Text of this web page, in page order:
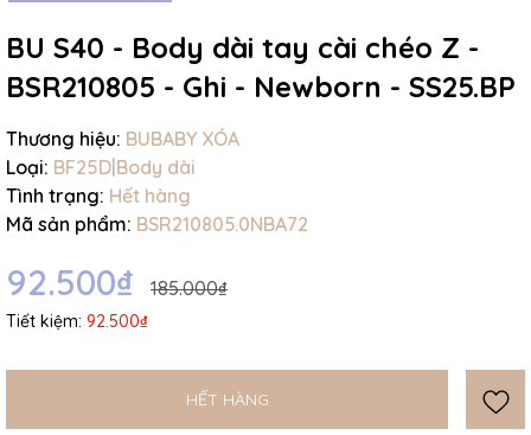
BU S40 - Body dài tay cài chéo Z -
BSR210805 - Ghi - Newborn - SS25.BP
Thương hiệu: BUBABY XÓA
Loại: BF25D|Body dài
Tình trạng: Hết hàng
Mã sản phẩm: BSR210805.0NBA72
92.500₫ 185.000₫
Tiết kiệm: 92.500₫
HẾT HÀNG